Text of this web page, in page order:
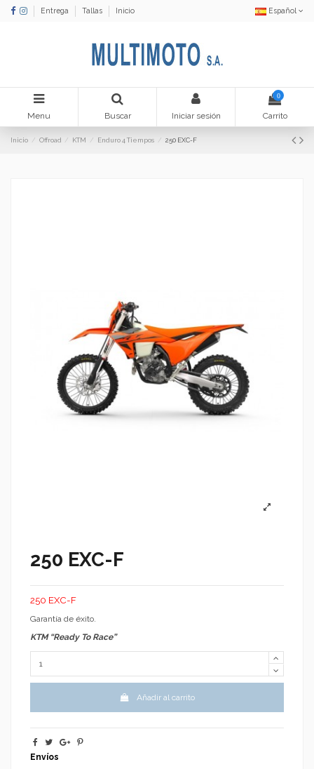
Entrega Tallas Inicio Español
Menu Buscar Iniciar sesión
0
Carrito
Inicio Offroad KTM Enduro 4 Tiempos 250 EXC-F
250 EXC-F
250 EXC-F
Garantía de éxito.
KTM “Ready To Race”
Añadir al carrito
Envíos